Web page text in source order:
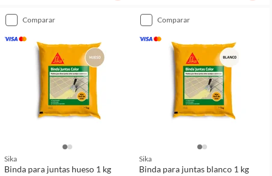
comparar
Sika
Binda para juntas hueso 1 kg
comparar
Sika
Binda para juntas blanco 1 kg